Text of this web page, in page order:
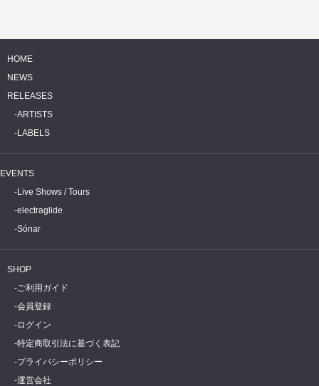
HOME
NEWS
RELEASES
ARTISTS
LABELS
EVENTS
Live Shows / Tours
electraglide
Sónar
SHOP
ご利用ガイド
会員登録
ログイン
特定商取引法に基づく表記
プライバシーポリシー
運営会社